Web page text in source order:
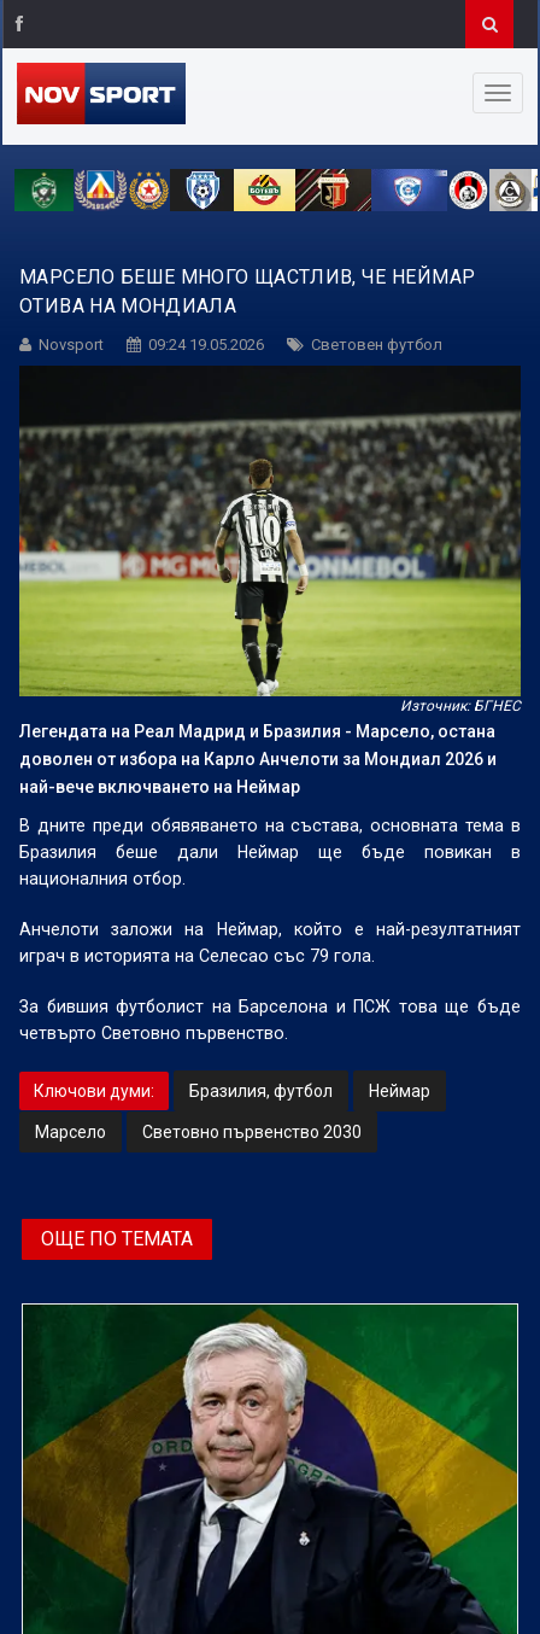
МАРСЕЛО БЕШЕ МНОГО ЩАСТЛИВ, ЧЕ НЕЙМАР
ОТИВА НА МОНДИАЛА
Novsport 09:24 19.05.2026 Световен футбол
Източник: БГНЕС
Легендата на Реал Мадрид и Бразилия - Марсело, остана
доволен от избора на Карло Анчелоти за Мондиал 2026 и
най-вече включването на Неймар
В дните преди обявяването на състава, основната тема в
Бразилия беше дали Неймар ще бъде повикан в
националния отбор.
Анчелоти заложи на Неймар, който е най-резултатният
играч в историята на Селесао със 79 гола.
За бившия футболист на Барселона и ПСЖ това ще бъде
четвърто Световно първенство.
Ключови думи: Бразилия, футбол Неймар
Марсело Световно първенство 2030
ОЩЕ ПО ТЕМАТА